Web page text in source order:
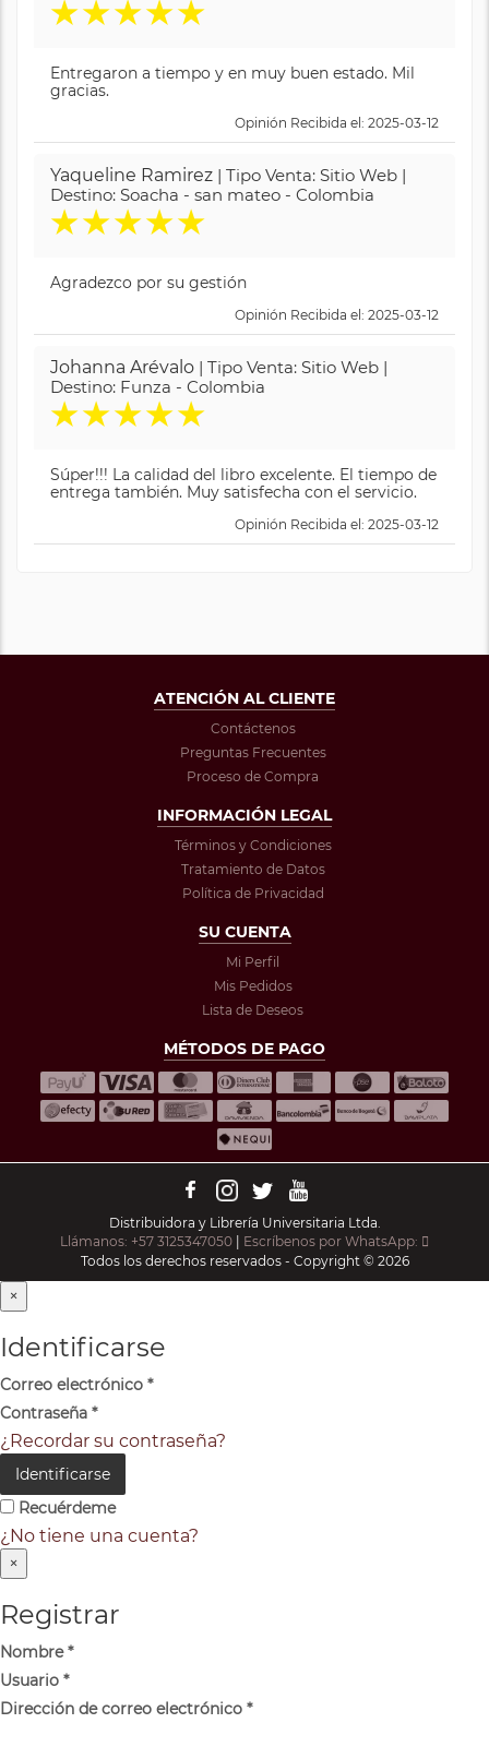
★★★★★
Entregaron a tiempo y en muy buen estado. Mil
gracias.
Opinión Recibida el: 2025-03-12
Yaqueline Ramirez | Tipo Venta: Sitio Web |
Destino: Soacha - san mateo - Colombia
★★★★★
Agradezco por su gestión
Opinión Recibida el: 2025-03-12
Johanna Arévalo | Tipo Venta: Sitio Web |
Destino: Funza - Colombia
★★★★★
Súper!!! La calidad del libro excelente. El tiempo de
entrega también. Muy satisfecha con el servicio.
Opinión Recibida el: 2025-03-12
ATENCIÓN AL CLIENTE
Contáctenos
Preguntas Frecuentes
Proceso de Compra
INFORMACIÓN LEGAL
Términos y Condiciones
Tratamiento de Datos
Política de Privacidad
SU CUENTA
Mi Perfil
Mis Pedidos
Lista de Deseos
MÉTODOS DE PAGO
Distribuidora y Librería Universitaria Ltda.
Llámanos: +57 3125347050
Escríbenos por WhatsApp:
Todos los derechos reservados - Copyright © 2026
×
Identificarse
Correo electrónico *
Contraseña *
¿Recordar su contraseña?
Identificarse
Recuérdeme
¿No tiene una cuenta?
×
Registrar
Nombre*
Usuario *
Dirección de correo electrónico *